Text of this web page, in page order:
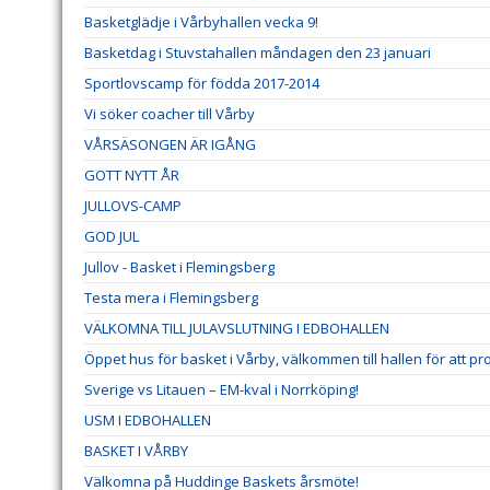
Basketglädje i Vårbyhallen vecka 9!
Basketdag i Stuvstahallen måndagen den 23 januari
Sportlovscamp för födda 2017-2014
Vi söker coacher till Vårby
VÅRSÄSONGEN ÄR IGÅNG
GOTT NYTT ÅR
JULLOVS-CAMP
GOD JUL
Jullov - Basket i Flemingsberg
Testa mera i Flemingsberg
VÄLKOMNA TILL JULAVSLUTNING I EDBOHALLEN
Öppet hus för basket i Vårby, välkommen till hallen för att
Sverige vs Litauen – EM-kval i Norrköping!
USM I EDBOHALLEN
BASKET I VÅRBY
Välkomna på Huddinge Baskets årsmöte!